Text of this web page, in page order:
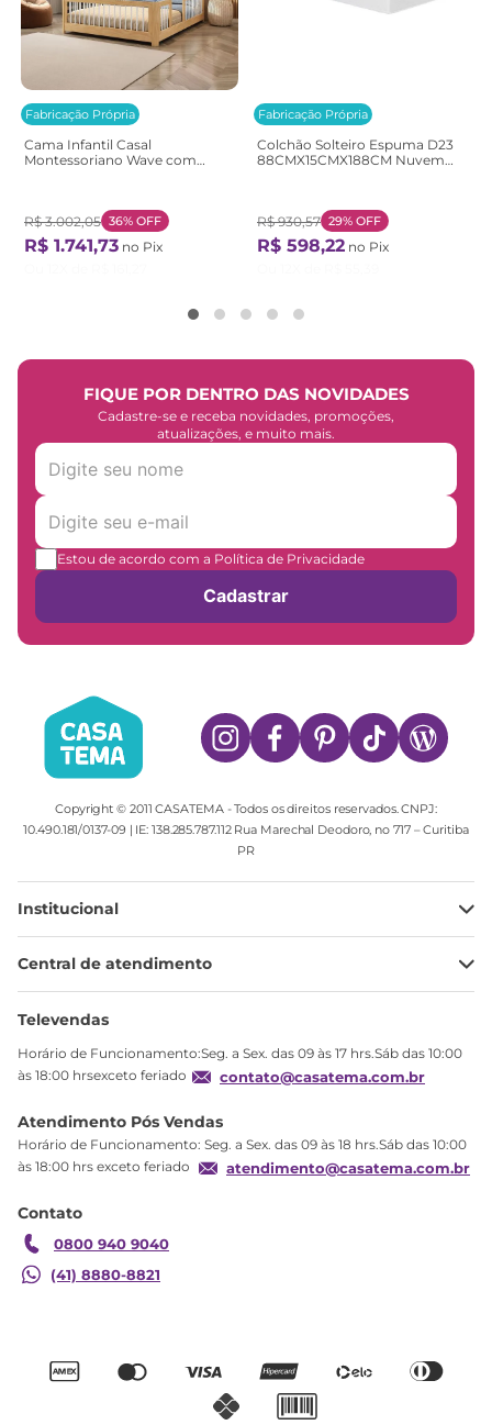
Fabricação Própria
Cama Infantil Casal
Montessoriano Wave com
Natural/Branco
R$ 3.002,05 36% OFF
R$ 1.741,73 no Pix
Fabricação Própria
Colchão Solteiro Espuma D23
88CMX15CMX188CM Nuvem
R$ 930,57 29% OFF
R$ 598,22 no Pix
FIQUE POR DENTRO DAS NOVIDADES
Cadastre-se e receba novidades, promoções,
atualizações, e muito mais.
Estou de acordo com a Política de Privacidade
Cadastrar
Copyright © 2011 CASATEMA - Todos os direitos reservados. CNPJ:
10.490.181/0137-09 | IE: 138.285.787.112 Rua Marechal Deodoro, no 717 – Curitiba
PR
Institucional
Minha Conta
Meus pedidos
Troca
Garantia
Central de atendimento
Ajuda
Televendas
Horário de Funcionamento:Seg. a Sex. das 09 às 17 hrs.Sáb das 10:00
às 18:00 hrsexceto feriado
contato@casatema.com.br
Atendimento Pós Vendas
Horário de Funcionamento: Seg. a Sex. das 09 às 18 hrs.Sáb das 10:00
às 18:00 hrs exceto feriado
atendimento@casatema.com.br
Contato
0800 940 9040
(41) 8880-8821